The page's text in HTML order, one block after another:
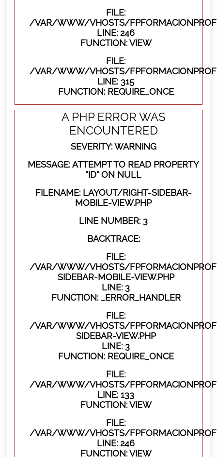
FILE:
/VAR/WWW/VHOSTS/
LINE: 246
FUNCTION: VIEW
FILE:
/VAR/WWW/VHOSTS/
LINE: 315
FUNCTION: REQUIRE_ONCE
A PHP ERROR WAS
ENCOUNTERED
SEVERITY: WARNING
MESSAGE: ATTEMPT TO READ PROPERTY
"ID" ON NULL
FILENAME: LAYOUT/RIGHT-SIDEBAR-
MOBILE-VIEW.PHP
LINE NUMBER: 3
BACKTRACE:
FILE:
/VAR/WWW/VHOSTS/
SIDEBAR-MOBILE-VIEW.PHP
LINE: 3
FUNCTION: _ERROR_HANDLER
FILE:
/VAR/WWW/VHOSTS/
SIDEBAR-VIEW.PHP
LINE: 3
FUNCTION: REQUIRE_ONCE
FILE:
/VAR/WWW/VHOSTS/
LINE: 133
FUNCTION: VIEW
FILE:
/VAR/WWW/VHOSTS/
LINE: 246
FUNCTION: VIEW